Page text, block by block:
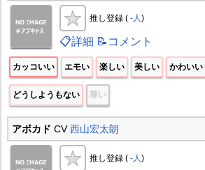
推し登録 ( -人)
📋詳細 📝コメント
カッコいい エモい 楽しい 美しい かわいい
どうしようもない 尊い
アボカド CV西山宏太朗
推し登録 ( -人)